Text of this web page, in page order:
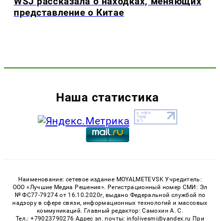
представление о Китае
Наша статистика
Наименование: сетевое издание MOYALMETEVSK Учредитель:
ООО «Лучшие Медиа Решения». Регистрационный номер СМИ: Эл
№ ФС77-79274 от 16.10.2020г, выдано Федеральной службой по
надзору в сфере связи, информационных технологий и массовых
коммуникаций. Главный редактор: Самохин А. С.
Тел.: +79023790276 Адрес эл. почты: infolivesmi@yandex.ru При